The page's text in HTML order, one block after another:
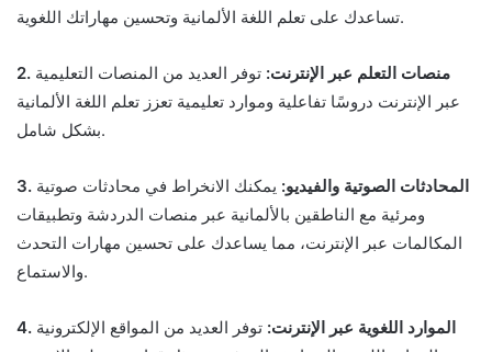
تساعدك على تعلم اللغة الألمانية وتحسين مهاراتك اللغوية.
2. منصات التعلم عبر الإنترنت: توفر العديد من المنصات التعليمية
عبر الإنترنت دروسًا تفاعلية وموارد تعليمية تعزز تعلم اللغة الألمانية
بشكل شامل.
3. المحادثات الصوتية والفيديو: يمكنك الانخراط في محادثات صوتية
ومرئية مع الناطقين بالألمانية عبر منصات الدردشة وتطبيقات
المكالمات عبر الإنترنت، مما يساعدك على تحسين مهارات التحدث
والاستماع.
4. الموارد اللغوية عبر الإنترنت: توفر العديد من المواقع الإلكترونية